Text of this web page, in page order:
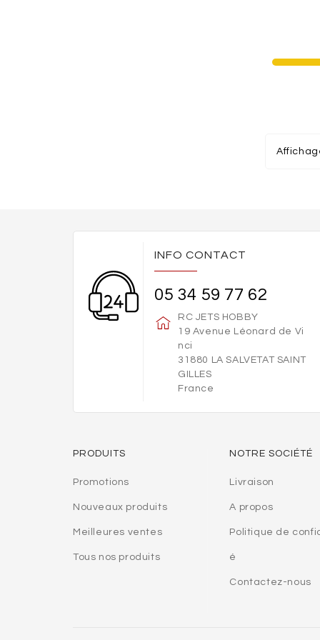
INFO CONTACT
05 34 59 77 62
RC JETS HOBBY
19 Avenue Léonard de Vi
nci
31880 LA SALVETAT SAINT
GILLES
France
PRODUITS
Promotions
Nouveaux produits
Meilleures ventes
Tous nos produits
NOTRE SOCIÉTÉ
Livraison
A propos
Politique de
é
Contactez-nous